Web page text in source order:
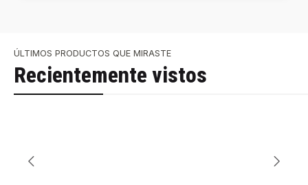
ÚLTIMOS PRODUCTOS QUE MIRASTE
Recientemente vistos